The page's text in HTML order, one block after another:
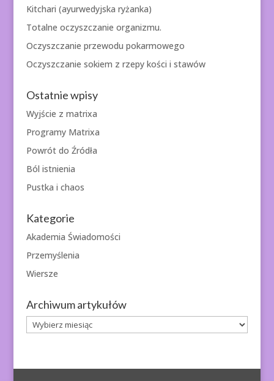
Kitchari (ayurwedyjska ryżanka)
Totalne oczyszczanie organizmu.
Oczyszczanie przewodu pokarmowego
Oczyszczanie sokiem z rzepy kości i stawów
Ostatnie wpisy
Wyjście z matrixa
Programy Matrixa
Powrót do Źródła
Ból istnienia
Pustka i chaos
Kategorie
Akademia Świadomości
Przemyślenia
Wiersze
Archiwum artykułów
Archiwum
artykułów